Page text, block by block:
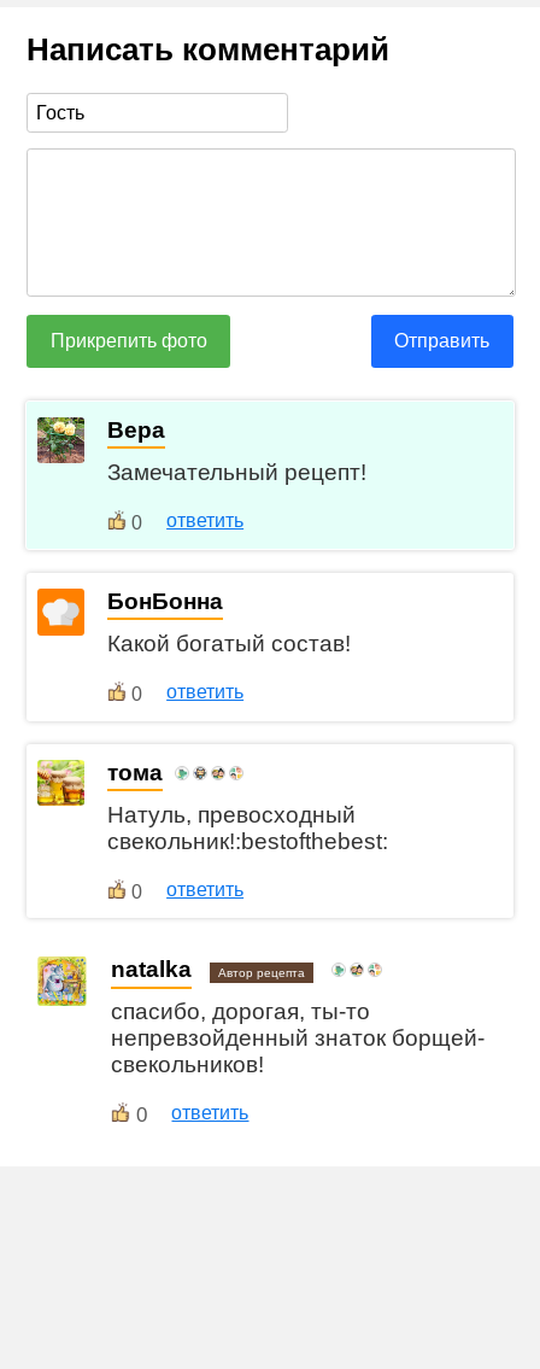
Написать комментарий
Прикрепить фото Отправить
Вера
Замечательный рецепт!
0 ответить
БонБонна
Какой богатый состав!
0 ответить
тома
Натуль, превосходный
свекольник!:bestofthebest:
0 ответить
natalka Автор рецепта
спасибо, дорогая, ты-то
непревзойденный знаток борщей-
свекольников!
0 ответить